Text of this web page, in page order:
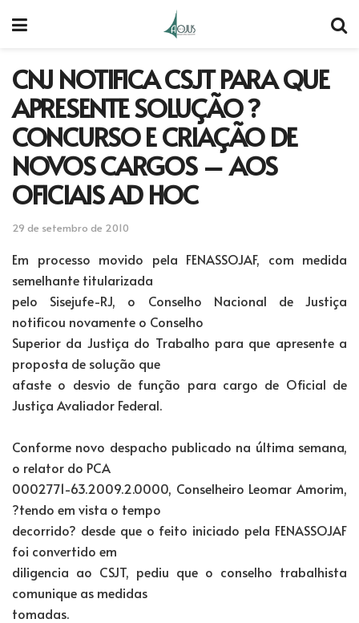
CNJ NOTIFICA CSJT PARA QUE
APRESENTE SOLUÇÃO ?
CONCURSO E CRIAÇÃO DE
NOVOS CARGOS – AOS
OFICIAIS AD HOC
29 de setembro de 2010
Em processo movido pela FENASSOJAF, com medida
semelhante titularizada
pelo Sisejufe-RJ, o Conselho Nacional de Justiça
notificou novamente o Conselho
Superior da Justiça do Trabalho para que apresente a
proposta de solução que
afaste o desvio de função para cargo de Oficial de
Justiça Avaliador Federal.
Conforme novo despacho publicado na última semana,
o relator do PCA
0002771-63.2009.2.0000, Conselheiro Leomar Amorim,
?tendo em vista o tempo
decorrido? desde que o feito iniciado pela FENASSOJAF
foi convertido em
diligencia ao CSJT, pediu que o conselho trabalhista
comunique as medidas
tomadas.